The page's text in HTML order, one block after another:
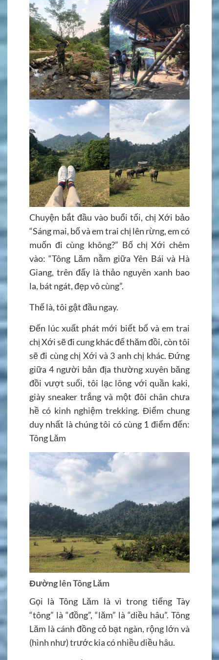
Chuyện bắt đầu vào buổi tối, chị Xới bảo
“Sáng mai, bố và em trai chị lên rừng, em có
muốn đi cùng không?” Bố chị Xới chêm
vào: “Tông Lăm nằm giữa Yên Bái và Hà
Giang, trên đấy là thảo nguyên xanh bao
la, bát ngát, đẹp vô cùng”.
Thế là, tôi gật đầu ngay.
Đến lúc xuất phát mới biết bố và em trai
chị Xới sẽ đi cung khác để thăm đồi, còn tôi
sẽ đi cùng chị Xới và 3 anh chị khác. Đứng
giữa 4 người bản địa thường xuyên băng
đồi vượt suối, tôi lạc lõng với quần kaki,
giày sneaker trắng và một đôi chân chưa
hề có kinh nghiệm trekking. Điểm chung
duy nhất là chúng tôi có cùng 1 điểm đến:
Tông Lăm
Đường lên Tông Lăm
Gọi là Tông Lăm là vì trong tiếng Tày
“tông” là “đồng”, “lăm” là “diều hâu”. Tông
Lăm là cánh đồng cỏ bạt ngàn, rộng lớn và
(hình như) trước kia có nhiều diều hâu.